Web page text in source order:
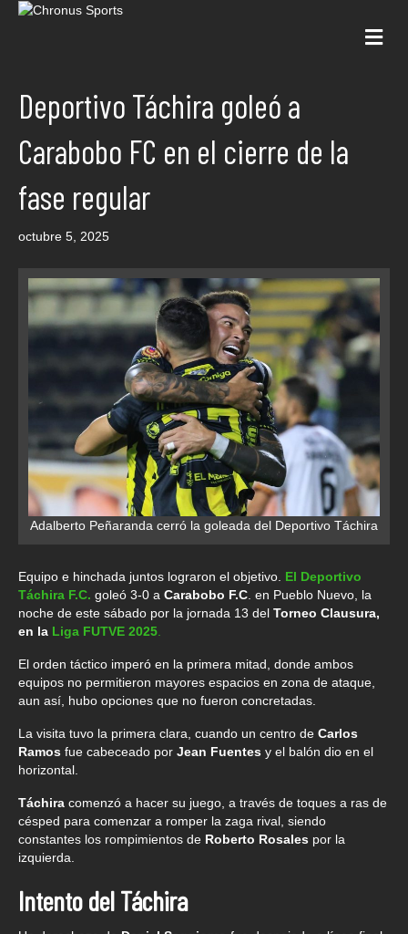
Deportivo Táchira goleó a
Carabobo FC en el cierre de la
fase regular
octubre 5, 2025
Adalberto Peñaranda cerró la goleada del Deportivo Táchira
Equipo e hinchada juntos lograron el objetivo. El Deportivo
Táchira F.C. goleó 3-0 a Carabobo F.C . en Pueblo Nuevo, la
noche de este sábado por la jornada 13 del Torneo Clausura,
en la Liga FUTVE 2025
El orden táctico imperó en la primera mitad, donde ambos
equipos no permitieron mayores espacios en zona de ataque,
aun así, hubo opciones que no fueron concretadas.
La visita tuvo la primera clara, cuando un centro de Carlos
Ramos fue cabeceado por Jean Fuentes y el balón dio en el
horizontal.
Táchira comenzó a hacer su juego, a través de toques a ras de
césped para comenzar a romper la zaga rival, siendo
constantes los rompimientos de Roberto Rosales por la
izquierda.
Intento del Táchira